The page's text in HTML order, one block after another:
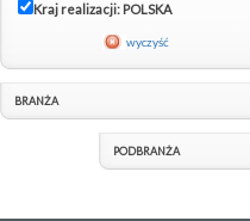
Kraj realizacji: POLSKA
wyczyść
BRANŻA
PODBRANŻA